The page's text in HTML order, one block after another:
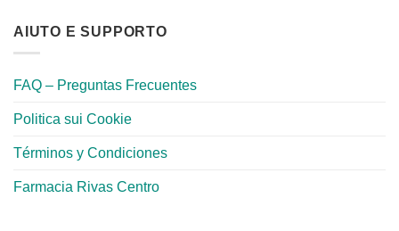
AIUTO E SUPPORTO
FAQ – Preguntas Frecuentes
Politica sui Cookie
Términos y Condiciones
Farmacia Rivas Centro